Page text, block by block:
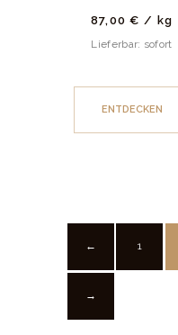
87,00€ / kg
Lieferbar: sofort
ENTDECKEN
← 1
→